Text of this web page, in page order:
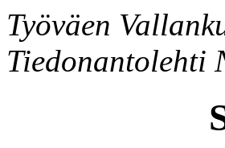
Työväen
Tiedonantolehti